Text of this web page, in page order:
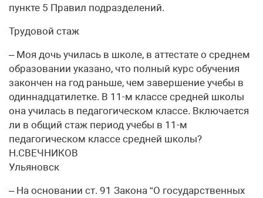
пункте 5 Правил подразделений.
Трудовой стаж
– Моя дочь училась в школе, в аттестате о среднем
образовании указано, что полный курс обучения
закончен на год раньше, чем завершение учебы в
одиннадцатилетке. В 11-м классе средней школы
она училась в педагогическом классе. Включается
ли в общий стаж период учебы в 11-м
педагогическом классе средней школы?
Н.СВЕЧНИКОВ
Ульяновск
– На основании ст. 91 Закона “О государственных